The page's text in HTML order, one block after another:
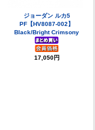
ジョーダン ルカ5
PF【HV8087-002】
Black/Bright Crimsony
17,050円